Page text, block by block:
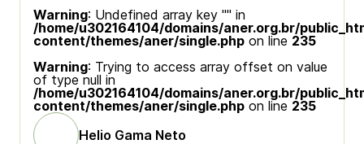
Warning: Undefined array key "" in
/home/u302164104/domains/aner.org.br/
content/themes/aner/single.php on line 235
Warning: Trying to access array offset on value
of type null in
/home/u302164104/domains/aner.org.br/
content/themes/aner/single.php on line 235
Helio Gama Neto